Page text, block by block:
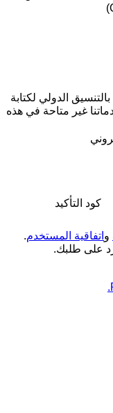
الدولي لكتابة
غير متاحة في هذه
كود التأكيد
و اتفاقية المستخدم.
على طلبك.